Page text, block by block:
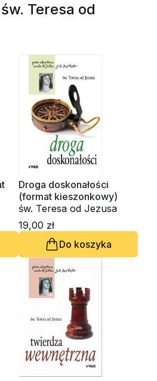
Teresa od
Droga doskonałości
(format kieszonkowy)
św. Teresa od Jezusa
19,00 zł
Do koszyka